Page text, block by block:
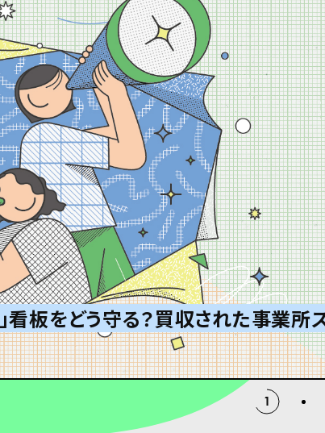
看板をどう守る？買収された事業所
サー
ル箱が届くまで。
2